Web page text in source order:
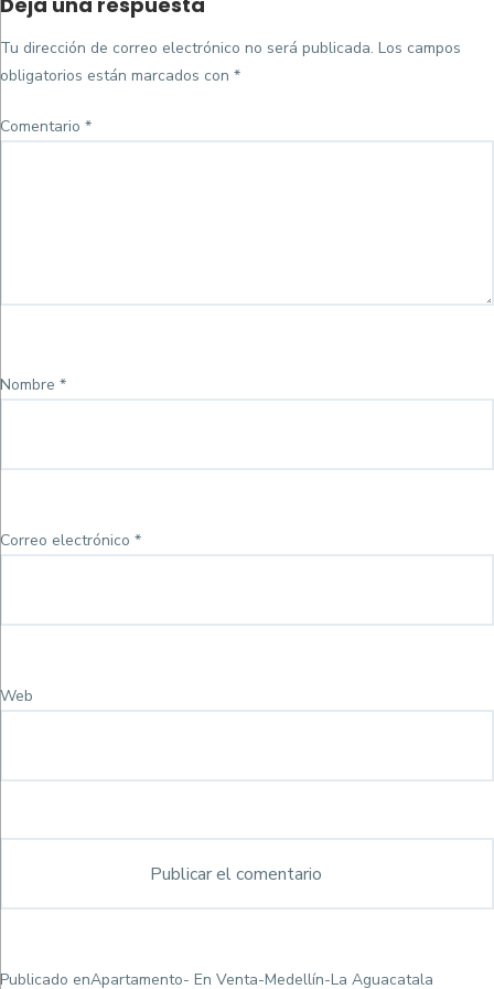
on
Tu dirección de correo electrónico no será publicada. Los campos
obligatorios están marcados con *
Comentario *
Nombre *
Correo electrónico *
Web
Navegación
Publicado enApartamento- En Venta-Medellín-La Aguacatala